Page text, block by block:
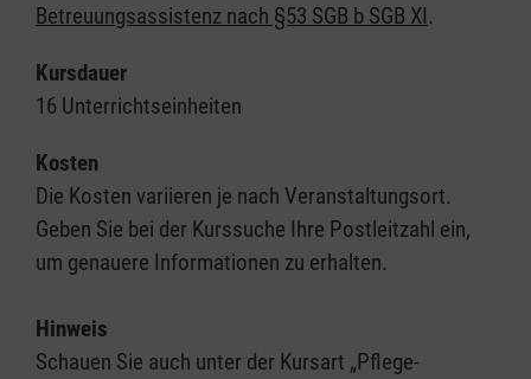
Betreuungsassistenz nach §53 SGB b SGB XI.
Kursdauer
16 Unterrichtseinheiten
Kosten
Die Kosten variieren je nach Veranstaltungsort.
Geben Sie bei der Kurssuche Ihre Postleitzahl ein,
um genauere Informationen zu erhalten.
Hinweis
Schauen Sie auch unter der Kursart „Pflege-